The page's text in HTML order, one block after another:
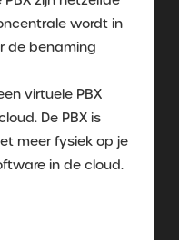
wordt in
de benaming
virtuele PBX
De PBX is
meer fysiek op je
in de cloud.